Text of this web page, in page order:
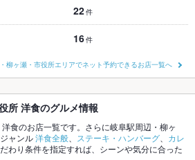
22件
16件
柳ヶ瀬・市役所エリアでネット予約できるお店一覧へ
所 洋食のグルメ情報
食のお店一覧です。さらに岐阜駅周辺・柳ヶ
ャンル洋食全般、 ステーキ・ハンバーグ、 カレ
わり条件を指定すれば、シーンや気分に合った